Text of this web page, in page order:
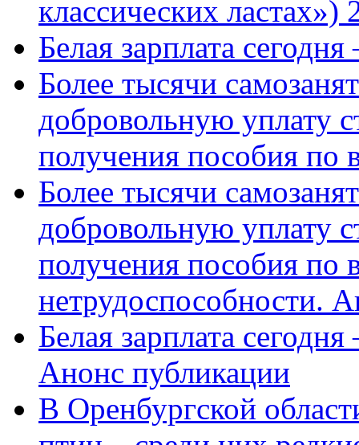
классических ластах»)
Белая зарплата
Более тысячи
добровольную уплату
получения пособия по
Более тысячи
добровольную уплату
получения пособия по
нетрудоспособности.
Белая зарплата
Анонс публикации
В Оренбургской